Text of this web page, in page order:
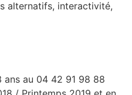
alternatifs, interactivité,
ans au 04 42 91 98 88